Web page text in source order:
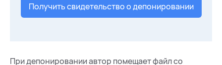
Получить свидетельство о депонировании
При депонировании автор помещает файл со